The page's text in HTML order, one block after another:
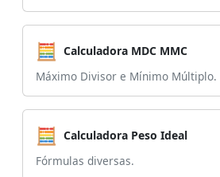
🧮 Calculadora MDC MMC
Máximo Divisor e Mínimo Múltiplo.
🧮 Calculadora Peso Ideal
Fórmulas diversas.